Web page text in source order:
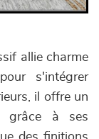
allie charme
s'intégrer
il offre un
grâce à ses